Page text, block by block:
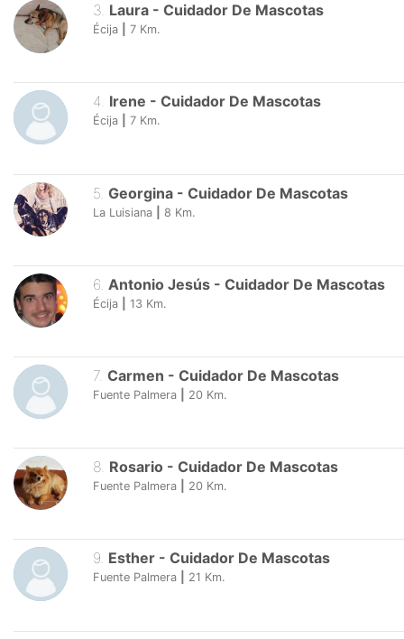
3. Laura - Cuidador De Mascotas
Écija 7 Km.
4. Irene - Cuidador De Mascotas
Écija 7 Km.
5 Georgina - Cuidador De Mascotas
La Luisiana 8 Km.
6 Antonio Jesús - Cuidador De Mascotas
Écija 13 Km.
7. Carmen - Cuidador De Mascotas
Fuente Palmera 20 Km.
8. Rosario - Cuidador De Mascotas
Fuente Palmera 20 Km.
9. Esther - Cuidador De Mascotas
Fuente Palmera 21 Km.